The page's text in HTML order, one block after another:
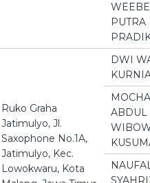
WEEBE
PUTRA
Ruko Graha
Jatimulyo, Jl.
Saxophone No.1A,
Jatimulyo, Kec.
Lowokwaru, Kota
DWI
ABDUL